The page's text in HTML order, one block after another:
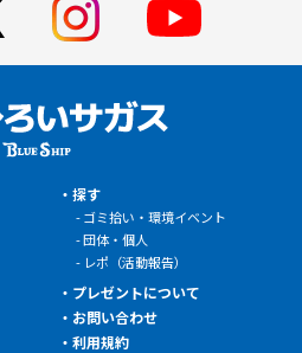
探す
ゴミ拾い・環境イベント
団体・個人
レポ（活動報告）
プレゼントについて
お問い合わせ
利用規約